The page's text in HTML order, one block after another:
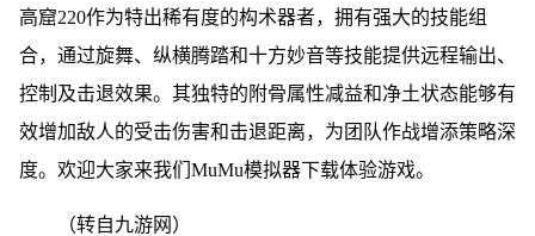
高窟220作为特出稀有度的构术器者，拥有强大的技能组
合，通过旋舞、纵横腾踏和十方妙音等技能提供远程输出、
控制及击退效果。其独特的附骨属性减益和净土状态能够有
效增加敌人的受击伤害和击退距离，为团队作战增添策略深
度。欢迎大家来我们MuMu模拟器下载体验游戏。
（转自九游网）